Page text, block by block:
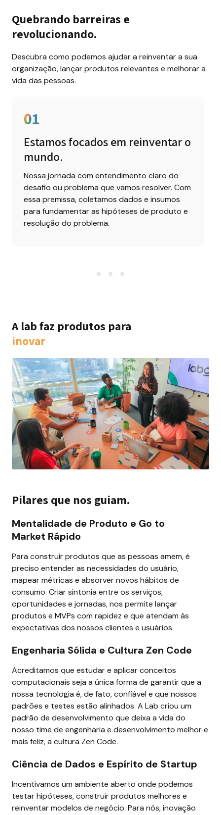
Quebrando barreiras e
revolucionando.
Descubra como podemos ajudar a reinventar a sua
organização, lançar produtos relevantes e melhorar a
vida das pessoas.
01
Estamos focados em reinventar o
mundo.
Nossa jornada com entendimento claro do
desafio ou problema que vamos resolver. Com
essa premissa, coletamos dados e insumos
para fundamentar as hipóteses de produto e
resolução do problema.
A lab faz produtos para
inovar
Pilares que nos guiam.
Mentalidade de Produto e Go to
Market Rápido
Para construir produtos que as pessoas amem, é
preciso entender as necessidades do usuário,
mapear métricas e absorver novos hábitos de
consumo. Criar sintonia entre os serviços,
oportunidades e jornadas, nos permite lançar
produtos e MVPs com rapidez e que atendam às
expectativas dos nossos clientes e usuários.
Engenharia Sólida e Cultura Zen Code
Acreditamos que estudar e aplicar conceitos
computacionais seja a única forma de garantir que a
nossa tecnologia é, de fato, confiável e que nossos
padrões e testes estão alinhados. A Lab criou um
padrão de desenvolvimento que deixa a vida do
nosso time de engenharia e desenvolvimento melhor e
mais feliz, a cultura Zen Code.
Ciência de Dados e Espírito de Startup
Incentivamos um ambiente aberto onde podemos
testar hipóteses, construir produtos melhores e
reinventar modelos de negócio. Para nós, inovação